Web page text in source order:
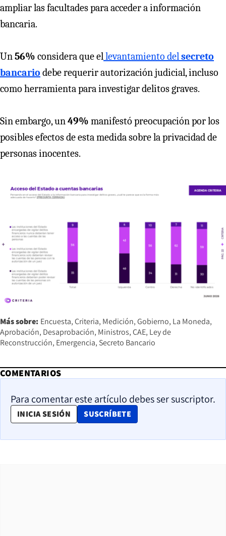
ampliar las facultades para acceder a información
bancaria.
Un56% considera que ellevantamiento delsecreto
bancario debe requerir autorización judicial, incluso
como herramienta para investigar delitos graves.
Sin embargo, un49% manifestó preocupación por los
posibles efectos de esta medida sobre la privacidad de
personas inocentes.
Más sobre: Encuesta Criteria Medición Gobierno La Moneda
Aprobación Desaprobación Ministros CAE Ley de
Reconstrucción Emergencia Secreto Bancario
COMENTARIOS
Para comentar este artículo debes ser suscriptor.
INICIA SESIÓN SUSCRÍBETE
OPENS IN NEW WINDOW